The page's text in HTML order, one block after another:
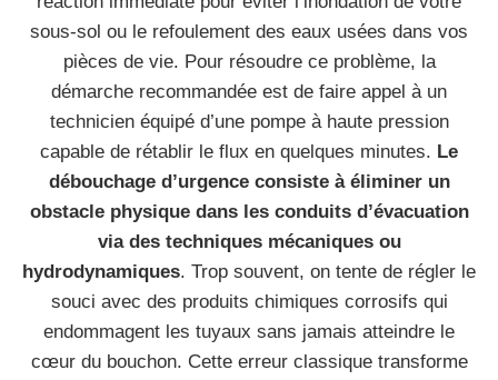
sous-sol ou le refoulement des eaux usées dans vos
pièces de vie. Pour résoudre ce problème, la
démarche recommandée est de faire appel à un
technicien équipé d’une pompe à haute pression
capable de rétablir le flux en quelques minutes. Le
débouchage d’urgence consiste à éliminer un
obstacle physique dans les conduits d’évacuation
via des techniques mécaniques ou
hydrodynamiques. Trop souvent, on tente de régler le
souci avec des produits chimiques corrosifs qui
endommagent les tuyaux sans jamais atteindre le
cœur du bouchon. Cette erreur classique transforme